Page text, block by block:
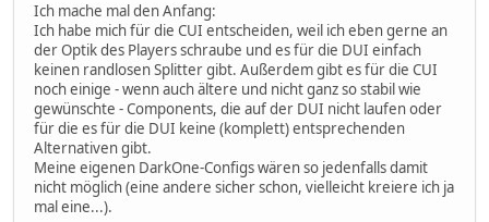
Ich mache mal den Anfang:
Ich habe mich für die CUI entscheiden, weil ich eben gerne an
der Optik des Players schraube und es für die DUI einfach
keinen randlosen Splitter gibt. Außerdem gibt es für die CUI
noch einige - wenn auch ältere und nicht ganz so stabil wie
gewünschte - Components, die auf der DUI nicht laufen oder
für die es für die DUI keine (komplett) entsprechenden
Alternativen gibt.
Meine eigenen DarkOne-Configs wären so jedenfalls damit
nicht möglich (eine andere sicher schon, vielleicht kreiere ich ja
mal eine...).